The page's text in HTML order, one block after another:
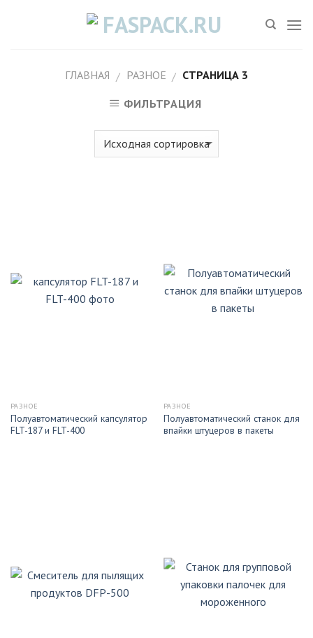
ГЛАВНАЯ / РАЗНОЕ / СТРАНИЦА 3
ФИЛЬТРАЦИЯ
РАЗНОЕ
Полуавтоматический капсулятор
FLT-187 и FLT-400
РАЗНОЕ
Полуавтоматический станок для
впайки штуцеров в пакеты